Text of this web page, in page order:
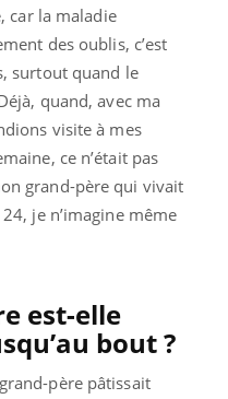
car la maladie
des oublis, c’est
surtout quand le
quand, avec ma
visite à mes
ce n’était pas
grand-père qui vivait
je n’imagine même
est-elle
bout ?
père pâtissait